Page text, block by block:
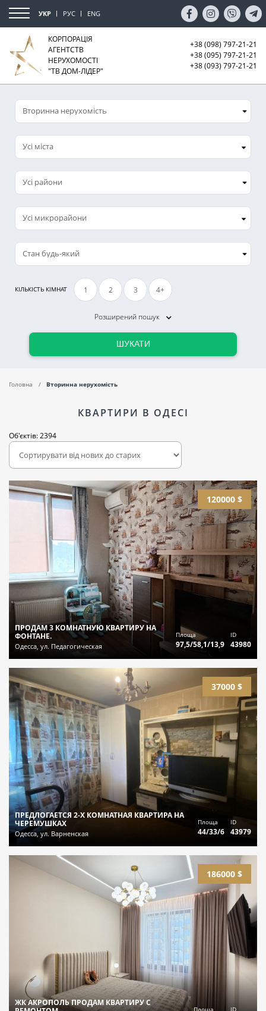
УКР РУС ENG
КОРПОРАЦІЯ
АГЕНТСТВ
НЕРУХОМОСТІ
"ТВ ДОМ-ЛІДЕР"
+38 (098) 797-21-21
+38 (095) 797-21-21
+38 (093) 797-21-21
Усі міста
Усі микрорайони
КІЛЬКІСТЬ КІМНАТ 1 2 3 4+
Розширений пошук
ШУКАТИ
Головна Вторинна нерухомість
КВАРТИРИ В ОДЕСІ
Об'єктів: 2394
120000 $
ПРОДАМ 3 КОМНАТНУЮ КВАРТИРУ НА
ФОНТАНЕ.
Одесса, ул. Педагогическая
Площа
97,5/58,1/13,9
ID
43980
37000 $
ПРЕДЛОГАЕТСЯ 2-Х КОМНАТНАЯ КВАРТИРА НА
ЧЕРЕМУШКАХ
Одесса, ул. Варненская
Площа
44/33/6
ID
43979
186000 $
ЖК АКРОПОЛЬ ПРОДАМ КВАРТИРУ С
Площа ID